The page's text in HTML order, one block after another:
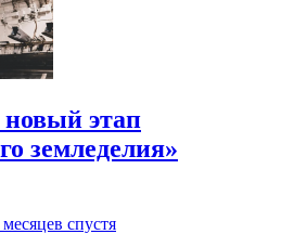
этап
земледелия»
месяцев спустя